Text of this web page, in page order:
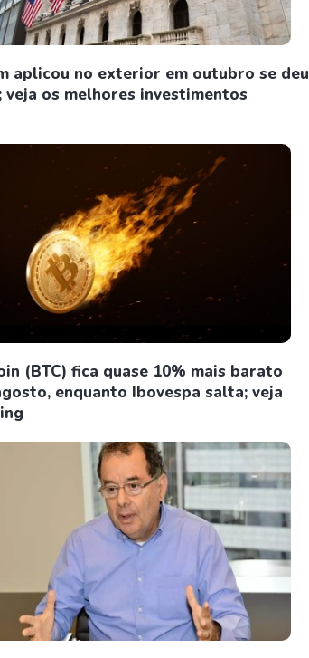
aplicou no exterior em outubro se deu
veja os melhores investimentos
(BTC) fica quase 10% mais barato
enquanto Ibovespa salta; veja